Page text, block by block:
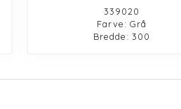
339020
Farve: Grå
Bredde: 300